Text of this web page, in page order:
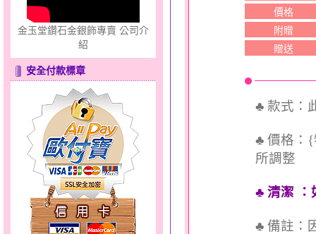
美人魚～金銀鋼套鍊
夢想幸福～男黃金戒指
金玉堂鑽石金銀飾專賣 公司介
紹
安全付款標章
價格
附贈
贈送
♣ 款式：
♣ 價格：{
所調整
♣ 清潔 ：
♣ 備註：